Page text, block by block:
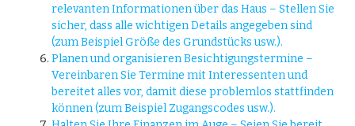
relevanten Informationen über das Haus – Stellen Sie
sicher, dass alle wichtigen Details angegeben sind
(zum Beispiel Größe des Grundstücks usw.).
Planen und organisieren Besichtigungstermine –
Vereinbaren Sie Termine mit Interessenten und
bereitet alles vor, damit diese problemlos stattfinden
können (zum Beispiel Zugangscodes usw.).